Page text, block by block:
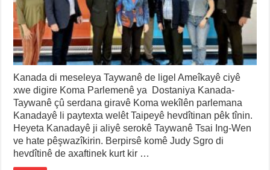
Kanada di meseleya Taywanê de ligel Ameîkayê ciyê
xwe digire Koma Parlemenê ya Dostaniya Kanada-
Taywanê çû serdana giravê Koma wekîlên parlemana
Kanadayê li paytexta welêt Taipeyê hevdîtinan pêk tînin.
Heyeta Kanadayê ji aliyê serokê Taywanê Tsai Ing-Wen
ve hate pêşwazîkirin. Berpirsê komê Judy Sgro di
hevdîtinê de axaftinek kurt kir …